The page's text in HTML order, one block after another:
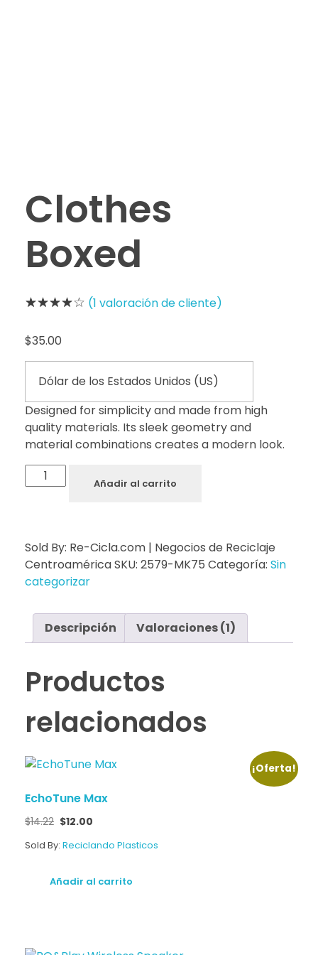
Clothes
Boxed
(1 valoración de cliente)
$35.00
Designed for simplicity and made from high
quality materials. Its sleek geometry and
material combinations creates a modern look.
Añadir al carrito
Sold By: Re-Cicla.com | Negocios de Reciclaje
CentroaméricaSKU: 2579-MK75 Categoría: Sin
categorizar
Descripción Valoraciones (1)
Productos
relacionados
¡Oferta!
EchoTune Max
$14.22 $12.00
Sold By: Reciclando Plasticos
Añadir al carrito